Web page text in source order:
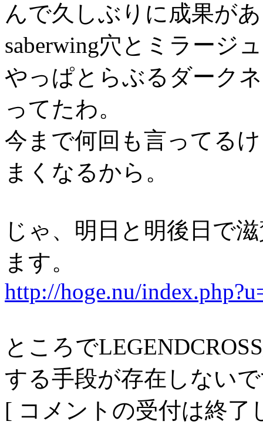
んで久しぶりに成果が
saberwing穴とミラージ
やっぱとらぶるダーク
ってたわ。
今まで何回も言ってる
まくなるから。
じゃ、明日と明後日で
ます。
http://hoge.nu/
ところで
する手段が存在しない
[ コメントの受付は終了